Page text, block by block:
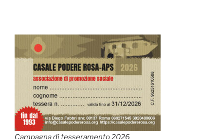
Campagna di tesseramento 2026